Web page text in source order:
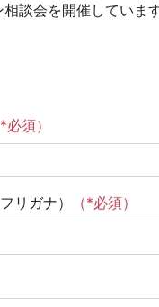
談会を開催しています
*必須）
リガナ） （*必須）